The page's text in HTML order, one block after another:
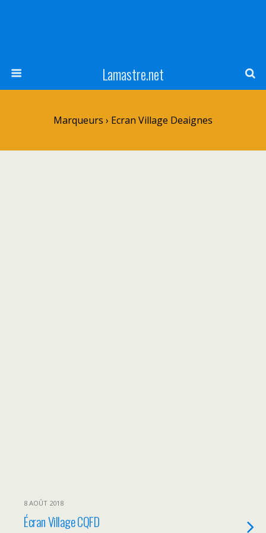
Lamastre.net
Marqueurs › Ecran Village Deaignes
8 AOÛT 2018
Écran Village CQFD